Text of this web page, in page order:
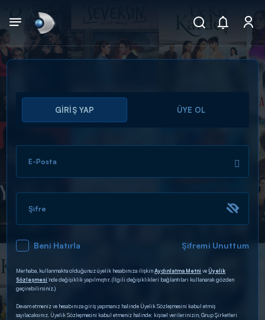
Arama
ARAMA SONUÇLARI
DİĞER SONUÇLAR
GİRİŞ YAP ÜYE OL
E-Posta
Şifre
Beni Hatırla Şifremi Unuttum
Merhaba, kullanmakta olduğunuz üyelik hesabınıza ilişkinAydınlatma Metni veÜyelik
Sözleşmesi’nde değişiklik yapılmıştır. (İlgili değişiklikleri bağlantıları kullanarak gözden
geçirebilirsiniz.)
Devam etmeniz ve hesabınıza giriş yapmanız halinde Üyelik Sözleşmesini kabul etmiş
sayılacaksınız. Üyelik Sözleşmesini kabul etmeniz halinde; kişisel verilerinizin, Grup Şirketleri